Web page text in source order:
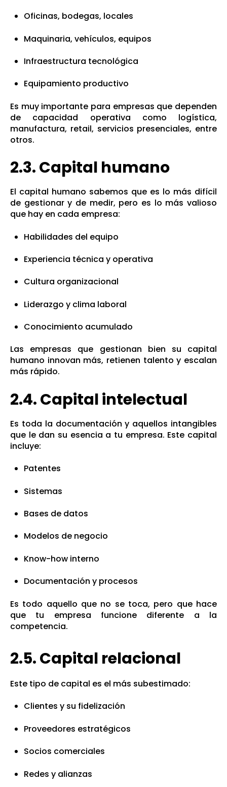
Oficinas, bodegas, locales
Maquinaria, vehículos, equipos
Infraestructura tecnológica
Equipamiento productivo
Es muy importante para empresas que dependen
de capacidad operativa como logística,
manufactura, retail, servicios presenciales, entre
otros.
2.3. Capital humano
El capital humano sabemos que es lo más difícil
de gestionar y de medir, pero es lo más valioso
que hay en cada empresa:
Habilidades del equipo
Experiencia técnica y operativa
Cultura organizacional
Liderazgo y clima laboral
Conocimiento acumulado
Las empresas que gestionan bien su capital
humano innovan más, retienen talento y escalan
más rápido.
2.4. Capital intelectual
Es toda la documentación y aquellos intangibles
que le dan su esencia a tu empresa. Este capital
incluye:
Patentes
Sistemas
Bases de datos
Modelos de negocio
Know-how interno
Documentación y procesos
Es todo aquello que no se toca, pero que hace
que tu empresa funcione diferente a la
competencia.
2.5. Capital relacional
Este tipo de capital es el más subestimado:
Clientes y su fidelización
Proveedores estratégicos
Socios comerciales
Redes y alianzas